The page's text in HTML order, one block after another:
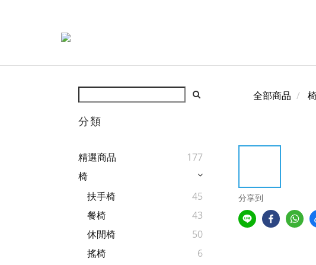
分類
精選商品
177
椅
扶手椅
45
餐椅
43
休閒椅
50
搖椅
6
全部商品
分享到